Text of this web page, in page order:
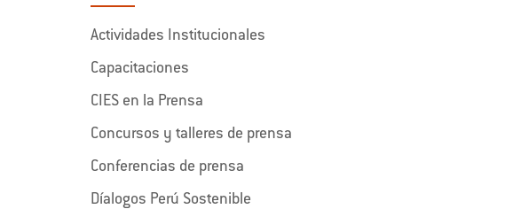
Actividades Institucionales
Capacitaciones
CIES en la Prensa
Concursos y talleres de prensa
Conferencias de prensa
Díalogos Perú Sostenible